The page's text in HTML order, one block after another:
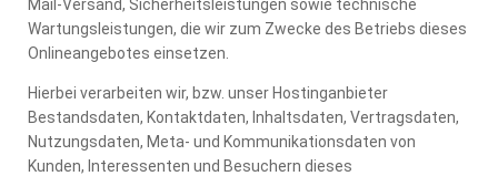
Mail-Versand, Sicherheitsleistungen sowie technische
Wartungsleistungen, die wir zum Zwecke des Betriebs dieses
Onlineangebotes einsetzen.
Hierbei verarbeiten wir, bzw. unser Hostinganbieter
Bestandsdaten, Kontaktdaten, Inhaltsdaten, Vertragsdaten,
Nutzungsdaten, Meta- und Kommunikationsdaten von
Kunden, Interessenten und Besuchern dieses